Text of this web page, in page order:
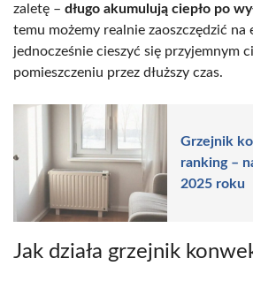
zaletę – długo akumulują ciepło po
temu możemy realnie zaoszczędzić na
jednocześnie cieszyć się przyjemnym
pomieszczeniu przez dłuższy czas.
Grzejnik
ranking –
2025 roku
Jak działa grzejnik